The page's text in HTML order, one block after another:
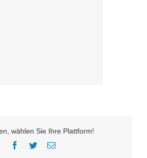
wählen Sie Ihre Plattform!
Facebook
TwitterE-